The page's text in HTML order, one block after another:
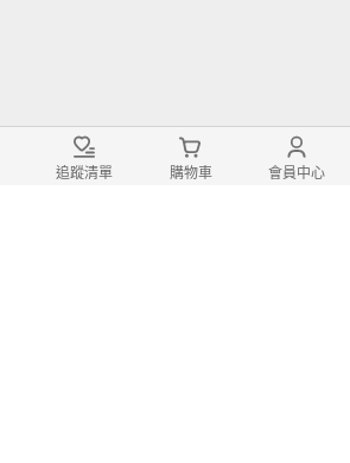
追蹤清單 購物車 會員中心